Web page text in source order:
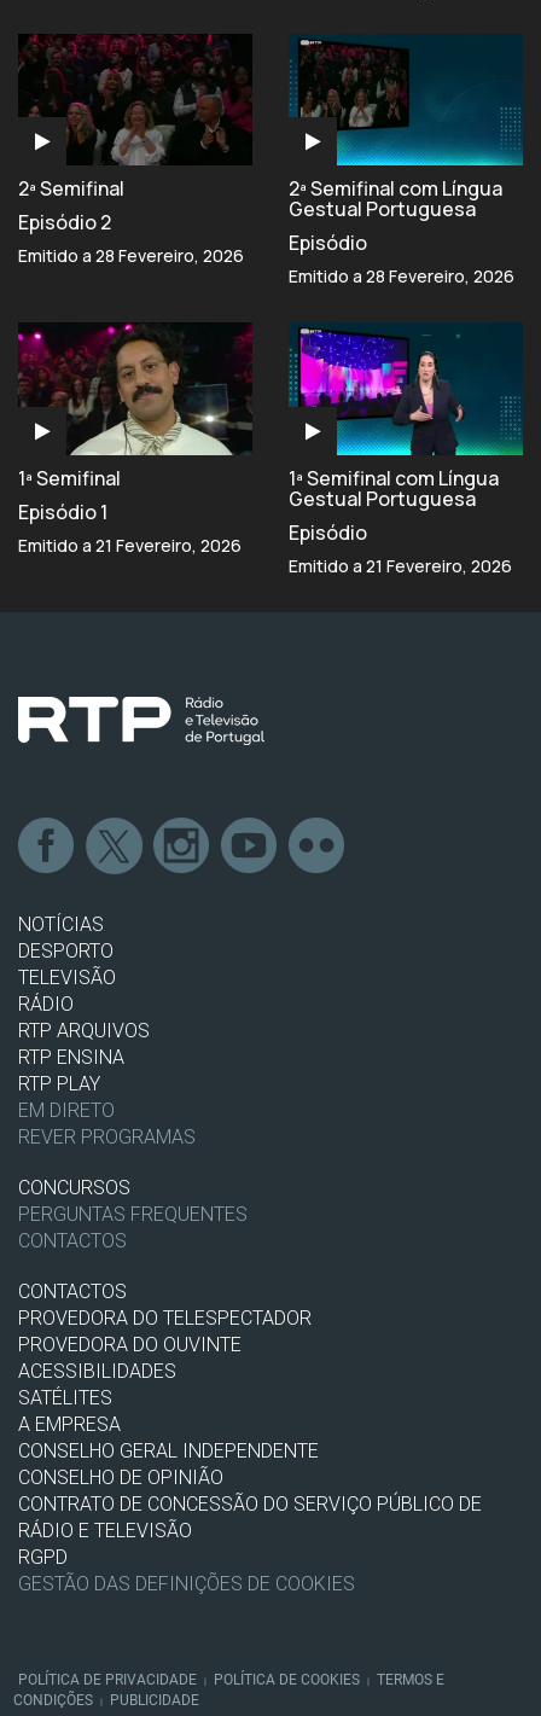
2ª Semifinal
Episódio 2
Emitido a 28 Fevereiro, 2026
2ª Semifinal com Língua
Gestual Portuguesa
Episódio
Emitido a 28 Fevereiro, 2026
1ª Semifinal
Episódio 1
Emitido a 21 Fevereiro, 2026
1ª Semifinal com Língua
Gestual Portuguesa
Episódio
Emitido a 21 Fevereiro, 2026
NOTÍCIAS
DESPORTO
TELEVISÃO
RÁDIO
RTP ARQUIVOS
RTP ENSINA
RTP PLAY
EM DIRETO
REVER PROGRAMAS
CONCURSOS
PERGUNTAS FREQUENTES
CONTACTOS
CONTACTOS
PROVEDORA DO TELESPECTADOR
PROVEDORA DO OUVINTE
ACESSIBILIDADES
SATÉLITES
A EMPRESA
CONSELHO GERAL INDEPENDENTE
CONSELHO DE OPINIÃO
CONTRATO DE CONCESSÃO DO SERVIÇO PÚBLICO DE
RÁDIO E TELEVISÃO
RGPD
GESTÃO DAS DEFINIÇÕES DE COOKIES
POLÍTICA DE PRIVACIDADE | POLÍTICA DE COOKIES |
TERMOS E
CONDIÇÕES
| PUBLICIDADE